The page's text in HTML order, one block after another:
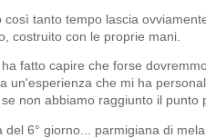
così tanto tempo lascia
costruito con le proprie mani.
fatto capire che forse
un'esperienza che mi ha
non abbiamo raggiunto il punto
del 6° giorno... parmigiana di